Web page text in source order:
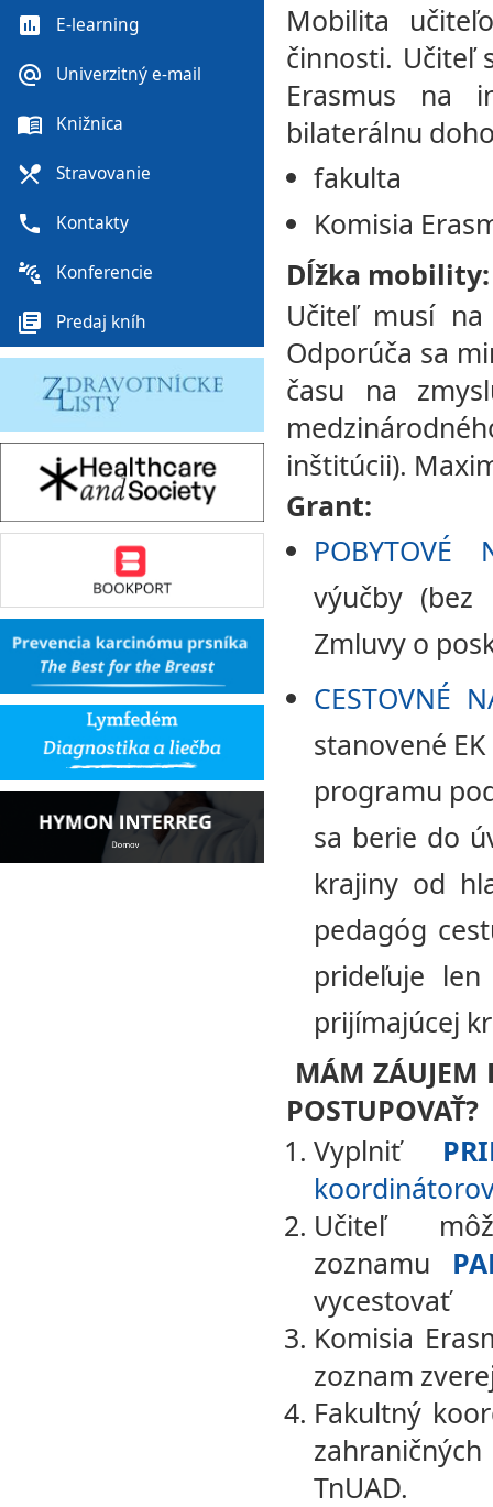
Mobilita
činnosti. Učiteľ
Erasmus na
bilaterálnu
fakulta
Komisia
Dĺžka mobility:
Učiteľ musí
Odporúča sa
času na
inštitúcii).
Grant:
POBYTOVÉ
výučby
Zmluvy o
CESTOVNÉ
stanovené
programu
sa berie do
krajiny od
pedagóg
prideľuje
prijímajúcej
MÁM ZÁUJEM
POSTUPOVAŤ?
Vyplniť
Učiteľ
zoznamu
vycestovať
Komisia
zoznam
Fakultný
TnUAD.
poll E-learning
alternate_email Univerzitný e-mail
menu_book Knižnica
local_dining Stravovanie
phone Kontakty
connect_without_contact Konferencie
library_books Predaj kníh